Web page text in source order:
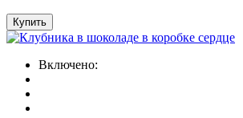
Купить
Включено: